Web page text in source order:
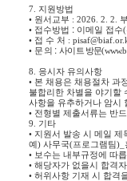
7. 지원방법
• 원서교부 : 2026. 2. 2.
• 접수방법 : 이메일 접수(
• 접 수 처 :
• 문 의 :사이트 방문
8.
응시자 유의사항
• 본 채용은 채용절차 과
불합리한 차별을 야기할
사항을 유추하거나 암시
• 전형별 제출서류는 반
9.
기타
• 지원서 발송 시 메일 제
예) 사무국(프로그램팀)_
• 보수는 내부규정에 따
• 해당자가 없을시 합격
• 허위사항 기재 시 합격